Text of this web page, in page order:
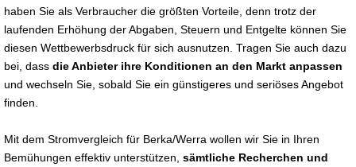
haben Sie als Verbraucher die größten Vorteile, denn trotz der
laufenden Erhöhung der Abgaben, Steuern und Entgelte können Sie
diesen Wettbewerbsdruck für sich ausnutzen. Tragen Sie auch dazu
bei, dass die Anbieter ihre Konditionen an den Markt anpassen
und wechseln Sie, sobald Sie ein günstigeres und seriöses Angebot
finden.
Mit dem Stromvergleich für Berka/Werra wollen wir Sie in Ihren
Bemühungen effektiv unterstützen, sämtliche Recherchen und